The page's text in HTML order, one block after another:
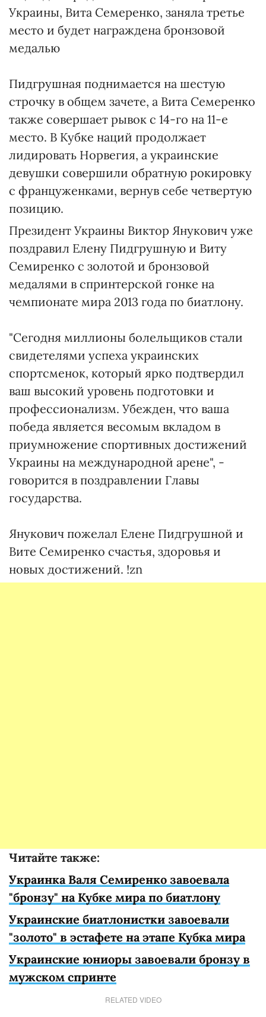
Украины, Вита Семеренко, заняла третье
место и будет награждена бронзовой
медалью
Пидгрушная поднимается на шестую
строчку в общем зачете, а Вита Семеренко
также совершает рывок с 14-го на 11-е
место. В Кубке наций продолжает
лидировать Норвегия, а украинские
девушки совершили обратную рокировку
с француженками, вернув себе четвертую
позицию.
Президент Украины Виктор Янукович уже
поздравил Елену Пидгрушную и Виту
Семиренко с золотой и бронзовой
медалями в спринтерской гонке на
чемпионате мира 2013 года по биатлону.
"Сегодня миллионы болельщиков стали
свидетелями успеха украинских
спортсменок, который ярко подтвердил
ваш высокий уровень подготовки и
профессионализм. Убежден, что ваша
победа является весомым вкладом в
приумножение спортивных достижений
Украины на международной арене", -
говорится в поздравлении Главы
государства.
Янукович пожелал Елене Пидгрушной и
Вите Семиренко счастья, здоровья и
новых достижений. !zn
Читайте также:
Украинка Валя Семиренко завоевала
"бронзу" на Кубке мира по биатлону
Украинские биатлонистки завоевали
"золото" в эстафете на этапе Кубка мира
Украинские юниоры завоевали бронзу в
мужском спринте
RELATED VIDEO